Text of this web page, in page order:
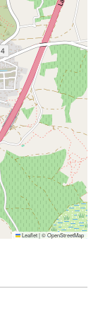
Leaflet|©OpenStreetMap